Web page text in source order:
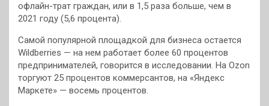
офлайн-трат граждан, или в 1,5 раза больше, чем в
2021 году (5,6 процента).
Самой популярной площадкой для бизнеса остается
Wildberries — на нем работает более 60 процентов
предпринимателей, говорится в исследовании. На Ozon
торгуют 25 процентов коммерсантов, на «Яндекс
Маркете» — восемь процентов.